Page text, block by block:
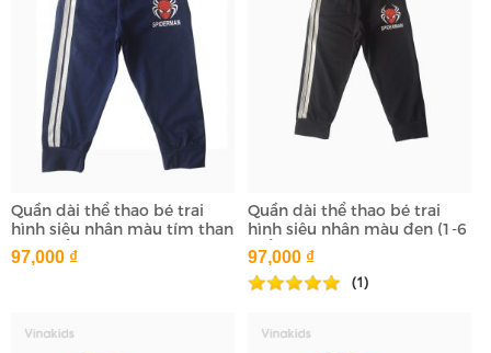
Quần dài thể thao bé trai
hình siêu nhân màu tím than
(1-6 tuổi)
97,000 ₫
Quần dài thể thao bé trai
hình siêu nhân màu đen (1-6
tuổi)
97,000 ₫
(1)